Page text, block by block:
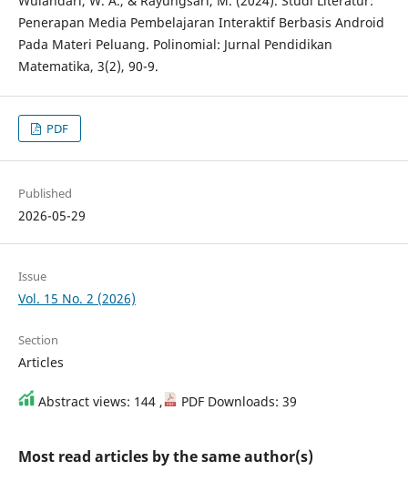
Penerapan Media Pembelajaran Interaktif Berbasis Android
Pada Materi Peluang. Polinomial: Jurnal Pendidikan
Matematika, 3(2), 90-9.
PDF
Published
2026-05-29
Issue
Vol. 15 No. 2 (2026)
Section
Articles
Abstract views: 144 , PDF Downloads: 39
Most read articles by the same author(s)